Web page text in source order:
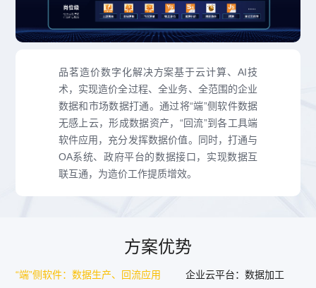
品茗造价数字化解决方案基于云计算、AI技
术，实现造价全过程、全业务、全范围的企业
数据和市场数据打通。通过将“端”侧软件数据
无感上云，形成数据资产，“回流”到各工具端
软件应用，充分发挥数据价值。同时，打通与
OA系统、政府平台的数据接口，实现数据互
联互通，为造价工作提质增效。
方案优势
“端”侧软件：数据生产、回流应用 企业云平台：数据加工